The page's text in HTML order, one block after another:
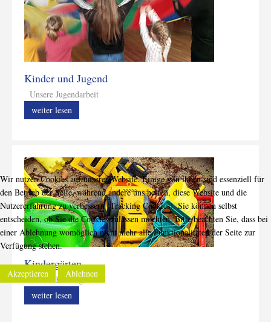
Kinder und Jugend
Unsere Jugendarbeit
weiter lesen
Kindergärten
Unsere Kindergärten
weiter lesen
Wir nutzen Cookies auf unserer Website. Einige von ihnen sind essenziell für
den Betrieb der Seite, während andere uns helfen, diese Website und die
Nutzererfahrung zu verbessern (Tracking Cookies). Sie können selbst
entscheiden, ob Sie die Cookies zulassen möchten. Bitte beachten Sie, dass bei
einer Ablehnung womöglich nicht mehr alle Funktionalitäten der Seite zur
Verfügung stehen.
Akzeptieren Ablehnen